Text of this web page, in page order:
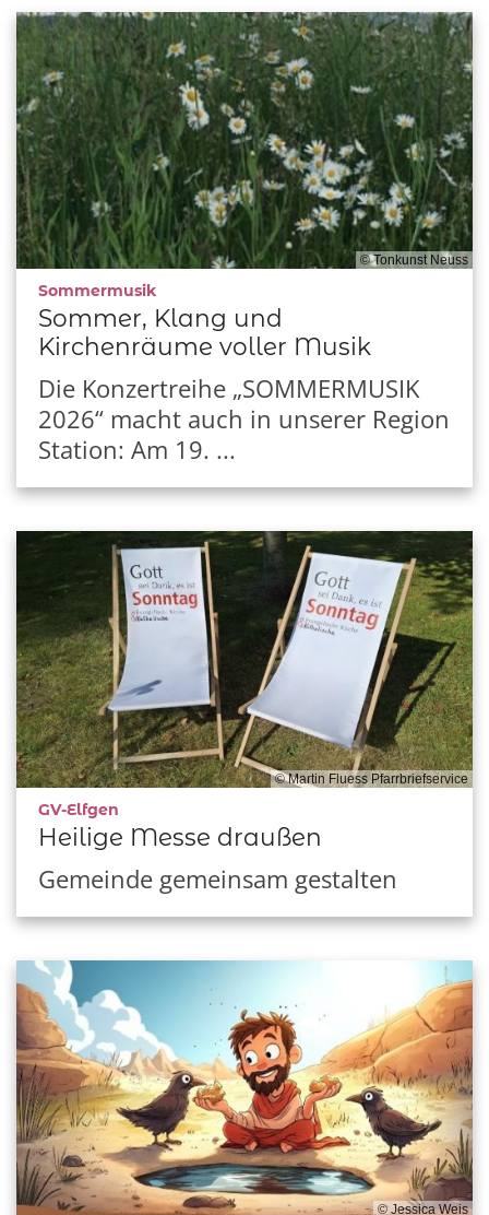
© Tonkunst Neuss
Sommermusik:
Sommer, Klang und
Kirchenräume voller Musik
Die Konzertreihe „SOMMERMUSIK
2026“ macht auch in unserer Region
Station: Am 19. ...
© Martin Fluess Pfarrbriefservice
GV-Elfgen
Heilige Messe draußen
Gemeinde gemeinsam gestalten
© Jessica Weis